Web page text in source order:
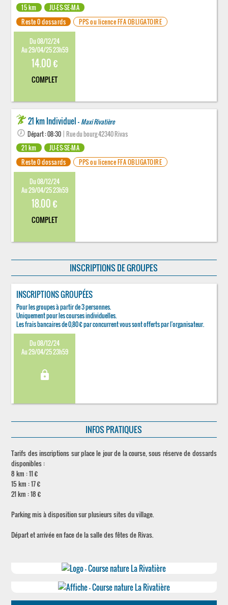
15 km
JU-ES-SE-MA
Reste 0 dossards
PPS ou licence FFA OBLIGATOIRE
Du 08/12/24
Au 29/04/25 23h59
14.00 €
COMPLET
21 km Individuel - Maxi Rivatière
Départ : 08:30 | Rue du bourg 42340 Rivas
21 km
JU-ES-SE-MA
Reste 0 dossards
PPS ou licence FFA OBLIGATOIRE
Du 08/12/24
Au 29/04/25 23h59
18.00 €
COMPLET
INSCRIPTIONS DE GROUPES
INSCRIPTIONS GROUPÉES
Pour les groupes à partir de 3 personnes.
Uniquement pour les courses individuelles.
Les frais bancaires de 0,80 € par concurrent vous sont offerts par l'organisateur.
Du 08/12/24
Au 29/04/25 23h59
lock
INFOS PRATIQUES
Tarifs des inscriptions sur place le jour de la course, sous réserve de dossards
disponibles :
8 km : 11 €
15 km : 17 €
21 km : 18 €
Parking mis à disposition sur plusieurs sites du village.
Départ et arrivée en face de la salle des fêtes de Rivas.